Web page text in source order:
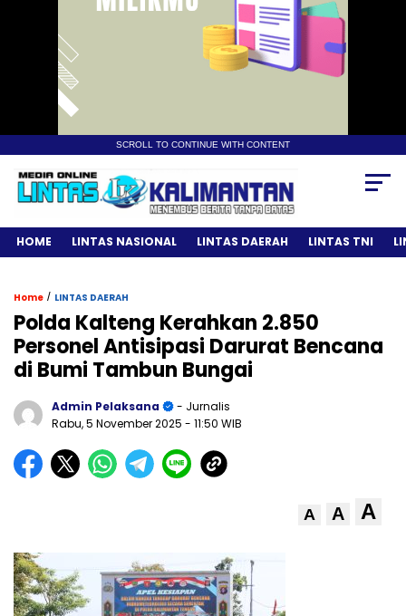
SCROLL TO CONTINUE WITH CONTENT
HOME LINTAS NASIONAL LINTAS DAERAH LINTAS TNI
Home / LINTAS DAERAH
Polda Kalteng Kerahkan 2.850
Personel Antisipasi Darurat Bencana
di Bumi Tambun Bungai
Admin Pelaksana
- Jurnalis
Rabu, 5 November 2025 - 11:50 WIB
A A A